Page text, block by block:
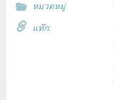
หมวดหมู่
แท๊ก: